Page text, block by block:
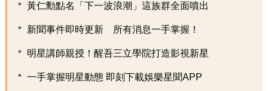
黃仁勳點名「下一波浪潮」這族群全面噴出
新聞事件即時更新 所有消息一手掌握！
明星講師親授！醒吾三立學院打造影視新星
一手掌握明星動態 即刻下載娛樂星聞APP